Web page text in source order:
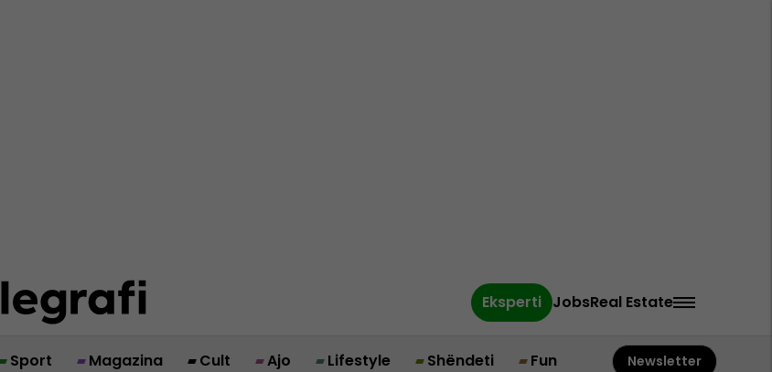
Eksperti JobsReal Estate
Sport Magazina Cult Ajo Lifestyle Shëndeti Fun Newsletter